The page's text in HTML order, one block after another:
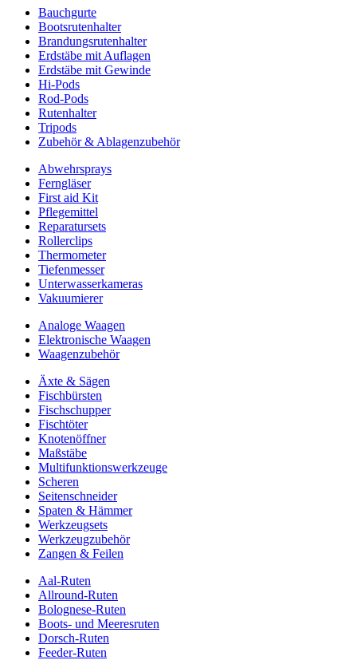
Bauchgurte
Bootsrutenhalter
Brandungsrutenhalter
Erdstäbe mit Auflagen
Erdstäbe mit Gewinde
Hi-Pods
Rod-Pods
Rutenhalter
Tripods
Zubehör & Ablagenzubehör
Abwehrsprays
Ferngläser
First aid Kit
Pflegemittel
Reparatursets
Rollerclips
Thermometer
Tiefenmesser
Unterwasserkameras
Vakuumierer
Analoge Waagen
Elektronische Waagen
Waagenzubehör
Äxte & Sägen
Fischbürsten
Fischschupper
Fischtöter
Knotenöffner
Maßstäbe
Multifunktionswerkzeuge
Scheren
Seitenschneider
Spaten & Hämmer
Werkzeugsets
Werkzeugzubehör
Zangen & Feilen
Aal-Ruten
Allround-Ruten
Bolognese-Ruten
Boots- und Meeresruten
Dorsch-Ruten
Feeder-Ruten